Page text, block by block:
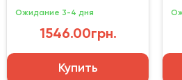
Ожидание 3-4 дня
1546.00грн.
Купить